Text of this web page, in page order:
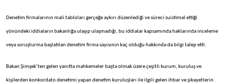
Denetim firmalarının mali tabloları gerçeğe aykırı düzenlediği ve süreci suistimal ettiği
yönündeki iddiaların bakanlığa ulaşıp ulaşmadığı, bu iddialar kapsamında haklarında inceleme
veya soruşturma başlatılan denetim firma sayısının kaç olduğu hakkında da bilgi talep etti.
Bakan Şimşek’ten gelen yanıtta mahkemeler başta olmak üzere çeşitli kurum, kuruluş ve
kişilerden konkordato denetimi yapan denetim kuruluşları ile ilgili gelen ihbar ve şikayetlerin